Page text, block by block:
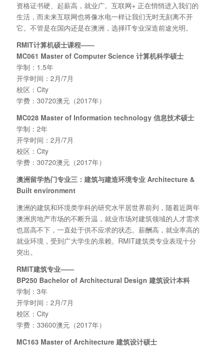
资格证书硬、起薪高，就业广。互联网+ 正在悄悄进入我们的
生活，而未来互联网也将像水电一样让我们无时无刻离不开
它。不管是在国内还是在澳洲，选择IT专业深造前途光明。
RMIT计算机硕士课程——
MC061 Master of Computer Science 计算机科学硕士
学制：1.5年
开学时间：2月/7月
校区：City
学费：30720澳元（2017年）
MC028 Master of Information technology 信息技术硕士
学制：2年
开学时间：2月/7月
校区：City
学费：30720澳元（2017年）
澳洲留学热门专业三：建筑与建造环境专业 Architecture &
Built environment
澳洲的建筑和环境类学科的研究水平居世界前列，随着近两年
澳洲房地产市场的不断升温，就业市场对建筑领域的人才需求
也居高不下，一直处于供不应求的状态。薪酬高，就业率高的
就业环境，受到广大学生的亲赖。RMIT建筑类专业表现十分
突出。
RMIT建筑专业——
BP250 Bachelor of Architectural Design 建筑设计本科
学制：3年
开学时间：2月/7月
校区：City
学费：33600澳元（2017年）
MC163 Master of Architecture 建筑设计硕士